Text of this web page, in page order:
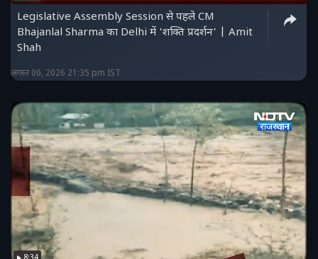
Legislative Assembly Session से पहले CM
Bhajanlal Sharma का Delhi में 'शक्ति प्रदर्शन' | Amit
Shah
अगस्त 06, 2026 21:35 pm IST